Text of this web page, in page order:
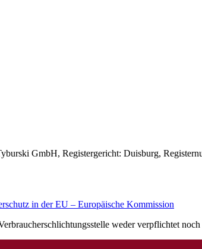
GmbH, Registergericht: Duisburg,
in der EU – Europäische Kommission
weder verpflichtet noch